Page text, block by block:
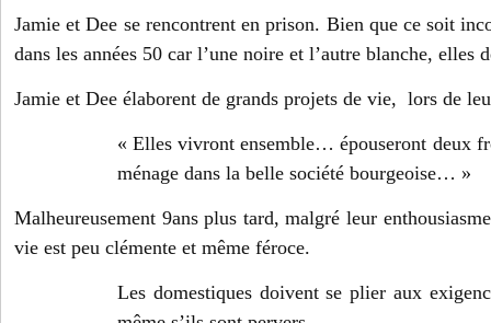
Jamie et Dee se rencontrent en prison. Bien que ce soit
dans les années 50 car l’une noire et l’autre blanche, elles
Jamie et Dee élaborent de grands projets de vie, lors de
« Elles vivront ensemble… épouseront deux
ménage dans la belle société bourgeoise… »
Malheureusement 9ans plus tard, malgré leur
vie est peu clémente et même féroce.
Les domestiques doivent se plier aux